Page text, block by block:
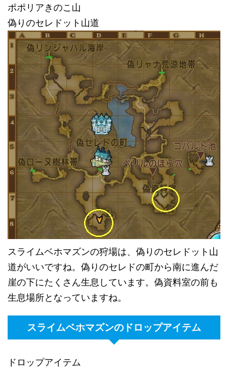
ポポリアきのこ山
偽りのセレドット山道
スライムベホマズンの狩場は、偽りのセレドット山
道がいいですね。偽りのセレドの町から南に進んだ
崖の下にたくさん生息しています。偽資料室の前も
生息場所となっていますね。
スライムベホマズンのドロップアイテム
ドロップアイテム